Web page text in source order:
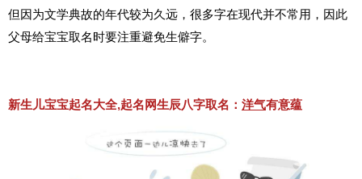
但因为文学典故的年代较为久远，很多字在现代并不常用，因此
父母给宝宝取名时要注重避免生僻字。
新生儿宝宝起名大全,起名网生辰八字取名： 洋气有意蕴